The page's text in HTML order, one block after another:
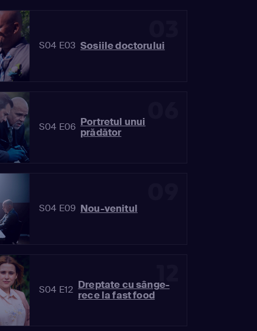
S04 E03 Sosiile doctorului
S04 E06 Portretul unui
prădător
S04 E09 Nou-venitul
S04 E12 Dreptate cu sânge-
rece la fast food